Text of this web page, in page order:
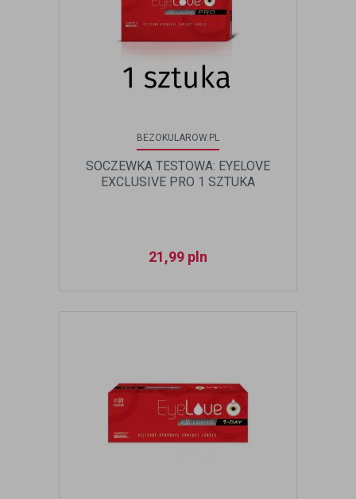
BEZOKULAROW.PL
SOCZEWKA TESTOWA: EYELOVE
EXCLUSIVE PRO 1 SZTUKA
21,99 pln